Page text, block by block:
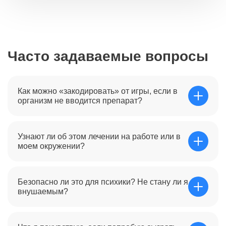
Часто задаваемые вопросы
Как можно «закодировать» от игры, если в
организм не вводится препарат?
психотерапевтическое или аппаратное воздействие.
Врач работает с подсознанием, чтобы «разомкнуть»
делая процесс игры безразличным или вызывающим
психологический дискомфорт.
Узнают ли об этом лечении на работе или в
моем окружении?
частная клиника, мы не передаем данные в
государственные реестры, банки или бюро кредитных
Безопасно ли это для психики? Не стану ли я
внушаемым?